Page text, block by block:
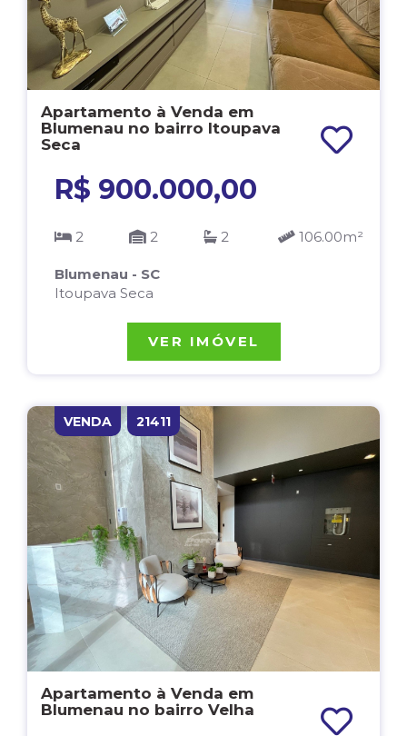
Apartamento à Venda em
Blumenau no bairro Itoupava
Seca
R$ 900.000,00
2 2 2 106.00m²
Blumenau - SC
Itoupava Seca
VER IMÓVEL
VENDA 21411
Apartamento à Venda em
Blumenau no bairro Velha